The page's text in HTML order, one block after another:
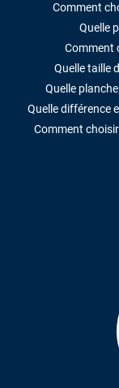
Comment
Quelle
Comment
Quelle taille
Quelle
Quelle différence
Comment